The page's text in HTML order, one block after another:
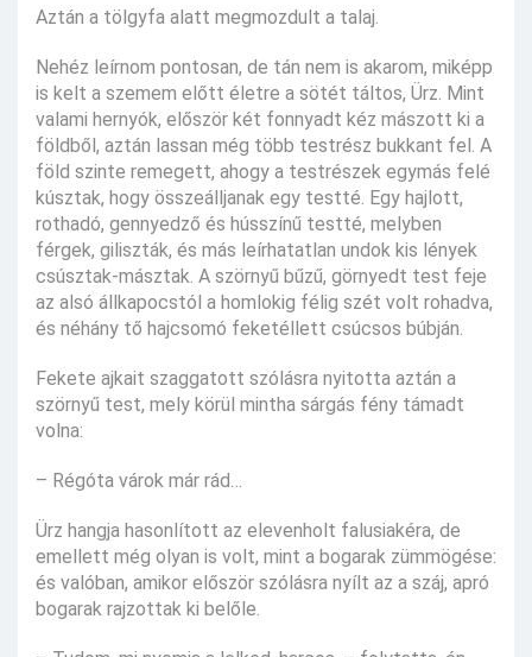
Aztán a tölgyfa alatt megmozdult a talaj.
Nehéz leírnom pontosan, de tán nem is akarom, miképp
is kelt a szemem előtt életre a sötét táltos, Ürz. Mint
valami hernyók, először két fonnyadt kéz mászott ki a
földből, aztán lassan még több testrész bukkant fel. A
föld szinte remegett, ahogy a testrészek egymás felé
kúsztak, hogy összeálljanak egy testté. Egy hajlott,
rothadó, gennyedző és hússzínű testté, melyben
férgek, giliszták, és más leírhatatlan undok kis lények
csúsztak-másztak. A szörnyű bűzű, görnyedt test feje
az alsó állkapocstól a homlokig félig szét volt rohadva,
és néhány tő hajcsomó feketéllett csúcsos búbján.
Fekete ajkait szaggatott szólásra nyitotta aztán a
szörnyű test, mely körül mintha sárgás fény támadt
volna:
– Régóta várok már rád…
Ürz hangja hasonlított az elevenholt falusiakéra, de
emellett még olyan is volt, mint a bogarak zümmögése:
és valóban, amikor először szólásra nyílt az a száj, apró
bogarak rajzottak ki belőle.